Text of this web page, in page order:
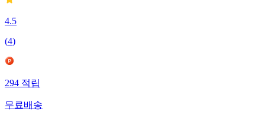
4.5
(4)
294 적립
무료배송